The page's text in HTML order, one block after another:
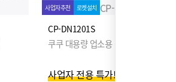
사업자추천 로켓설치
CP-DN1201S
쿠쿠 대용량 업소용 정수기 12L (냉온정)
사업자 전용 특가!